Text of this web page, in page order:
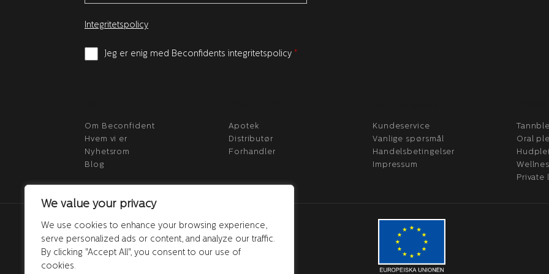
We value your privacy
We use cookies to enhance your browsing experience,
serve personalized ads or content, and analyze our traffic.
By clicking "Accept All", you consent to our use of
cookies.
Integritetspolicy
Jeg er enig med Beconfidents integritetspolicy *
Om Beconfident
Hvem vi er
Nyhetsrom
Blog
Apotek
Distributør
Forhandler
Kundeservice
Vanlige spørsmål
Handelsbetingelser
Impressum
Oral
Private